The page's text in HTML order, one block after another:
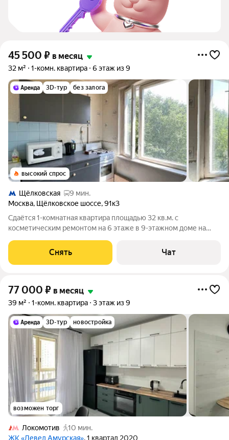
45 500 ₽ в месяц
32 м² 1-комн. квартира 6 этаж из 9
3D-тур без залога
высокий спрос
Щёлковская
9 мин.
Москва, Щёлковское шоссе,91к3
Сдаётся 1-комнатная квартира площадью 32 кв.м. с
косметическим ремонтом на 6 этаже в 9-этажном доме на
Стиральная машина Холодильник Микроволновка Дом -
панельный, окна выходят во двор.
Снять Чат
77 000 ₽ в месяц
39 м² 1-комн. квартира 3 этаж из 9
3D-тур новостройка
возможен торг
Локомотив
10 мин.
ЖК «Левел Амурская», 1 квартал 2020